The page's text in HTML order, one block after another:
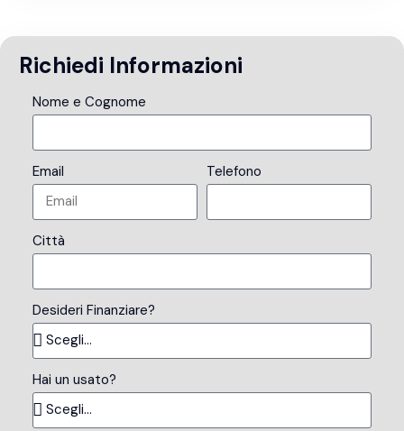
Richiedi Informazioni
Nome e Cognome
Email Telefono
Città
Desideri Finanziare?
Hai un usato?